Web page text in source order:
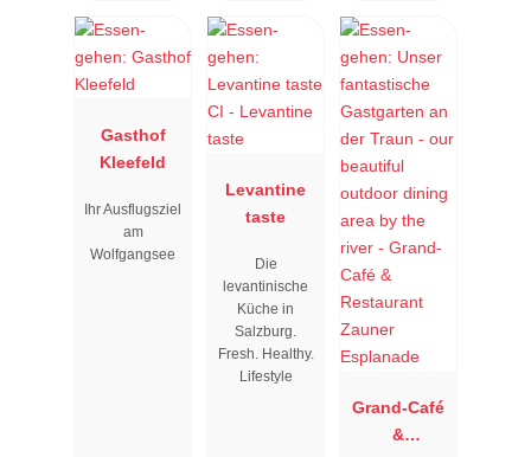
Gasthof
Kleefeld
Ihr Ausflugsziel
am
Wolfgangsee
Levantine
taste
Die
levantinische
Küche in
Salzburg.
Fresh. Healthy.
Lifestyle
Grand-Café
&